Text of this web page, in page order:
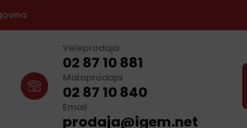
Veleprodaja
02 87 10 881
Maloprodaja
02 87 10 840
Email
prodaja@igem.net